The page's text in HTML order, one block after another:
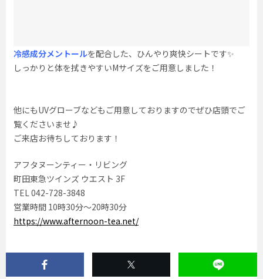
冷感成分メントールを配合した、ひんやり爽快シートです✨
しっかりと体を拭きやすいMサイズをご用意しました！
他にもUVグローブなどもご用意しておりますのでぜひ店頭でご
覧くださいませ♪
ご来店お待ちしております！
アフタヌーンティー・リビング
町田東急ツインズ ウエスト 3F
TEL 042-728-3848
営業時間 10時30分〜20時30分
https://www.afternoon-tea.net/